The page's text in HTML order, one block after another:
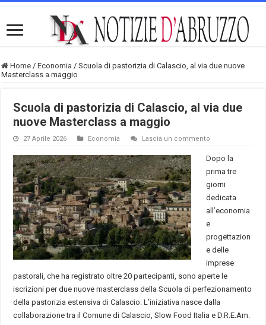
Home / Economia / Scuola di pastorizia di Calascio, al via due nuove
Masterclass a maggio
Scuola di pastorizia di Calascio, al via due
nuove Masterclass a maggio
27 Aprile 2026 Economia Lascia un commento
Dopo la
prima tre
giorni
dedicata
all’economia
e
progettazion
e delle
imprese
pastorali, che ha registrato oltre 20 partecipanti, sono aperte le
iscrizioni per due nuove masterclass della Scuola di perfezionamento
della pastorizia estensiva di Calascio. L’iniziativa nasce dalla
collaborazione tra il Comune di Calascio, Slow Food Italia e D.R.E.Am.